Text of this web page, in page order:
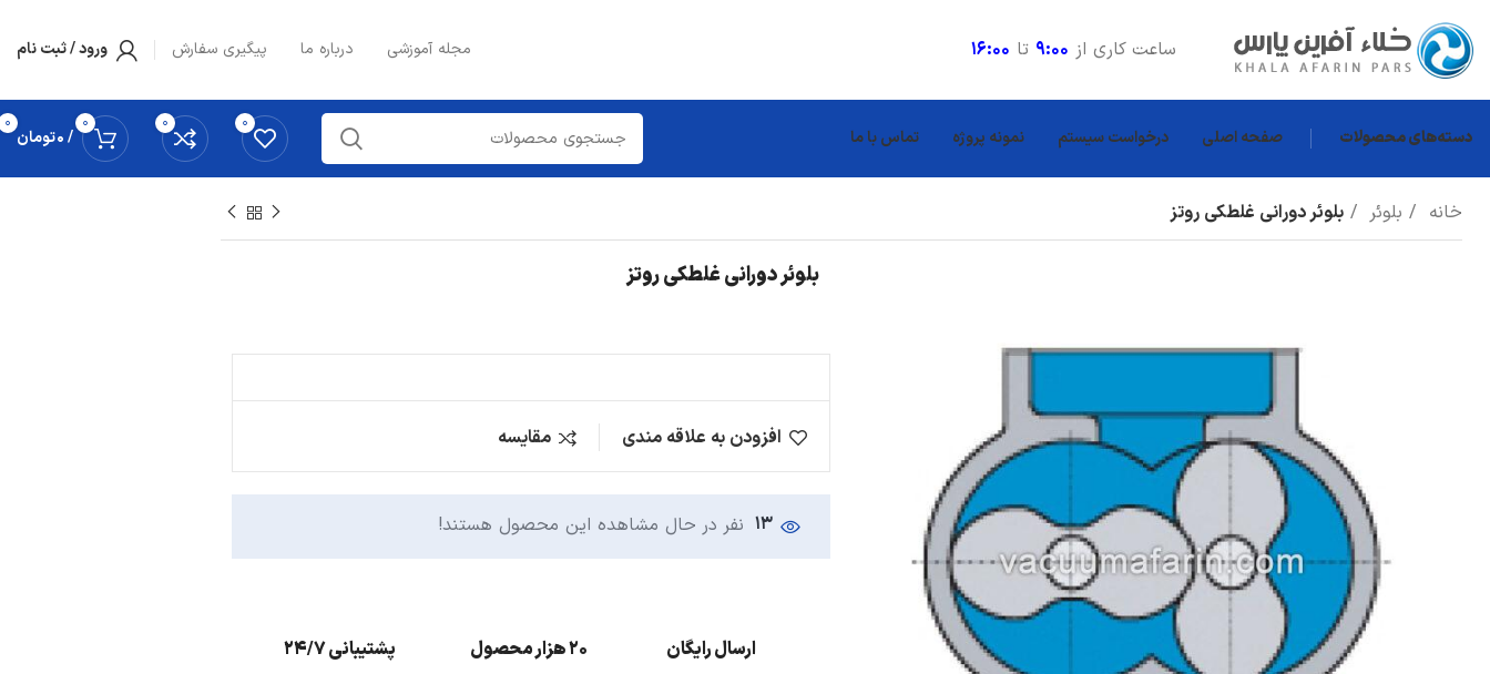
ساعت کاری از 9:00 تا 16:00 مجله آموزشی درباره ما پیگیری سفارش ورود / ثبت نام
دسته‌های محصولات صفحه اصلی درخواست سیستم نمونه پروژه تماس با ما
0
0
0
0
/
0تومان
خانه بلوئر بلوئر دورانی غلطکی روتز
بلوئر دورانی غلطکی روتز
افزودن به علاقه مندی مقایسه
13 نفر در حال مشاهده این محصول هستند!
ارسال رایگان 20 هزار محصول پشتیبانی 24/7